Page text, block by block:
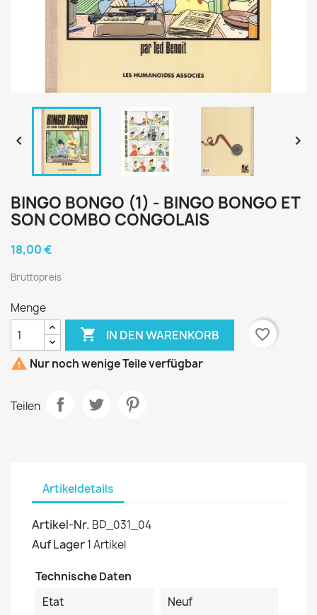
 
BINGO BONGO (1) - BINGO BONGO ET
SON COMBO CONGOLAIS
18,00 €
Bruttopreis
Menge
 IN DEN WARENKORB
favorite_border
 Nur noch wenige Teile verfügbar
Teilen
Artikeldetails
Artikel-Nr. BD_031_04
Auf Lager1 Artikel
Technische Daten
Etat
Neuf